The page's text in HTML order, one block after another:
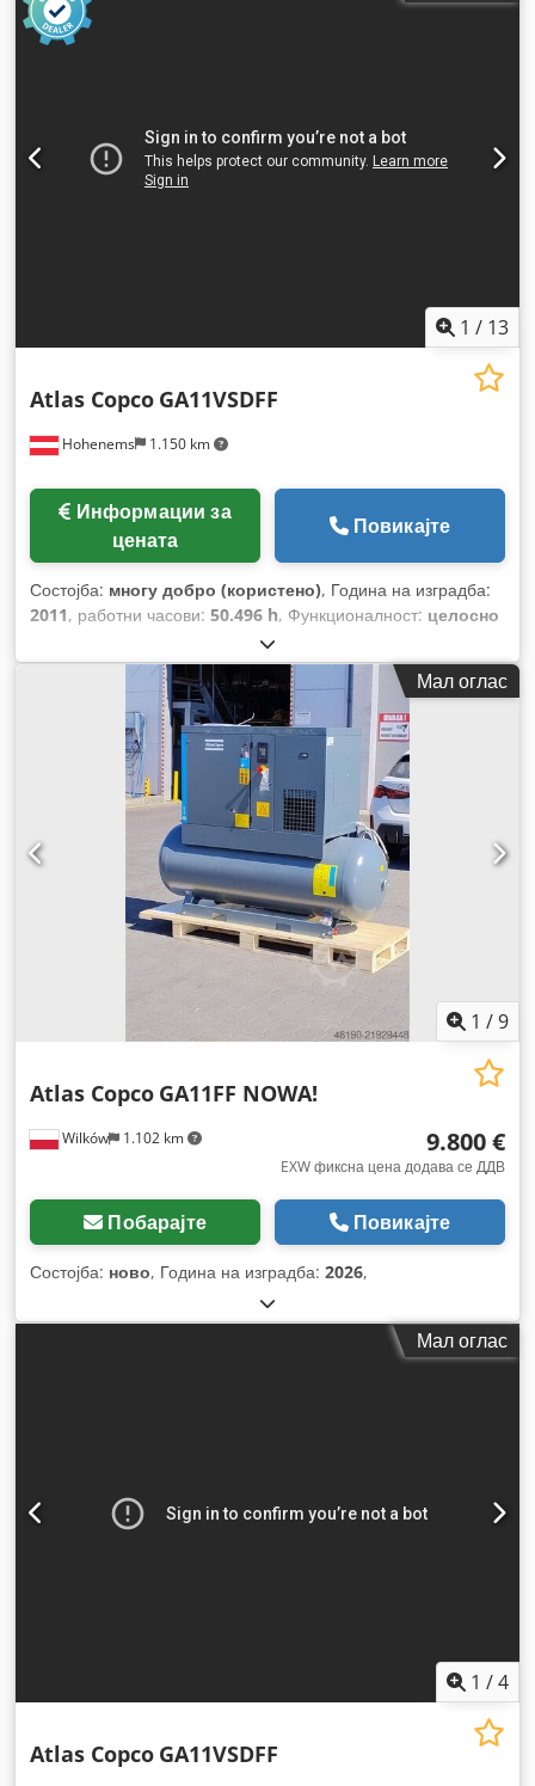
1 / 13
Hohenems 1.150 km
Atlas Copco GA11VSDFF
цената
Повикајте
Состојба: многу добро (користено), Година на изградба:
2011, работни часови: 50.496 h, Функционалност: целосно
Мал оглас
1 /9
Wilków 1.102 km
Atlas Copco GA11FF NOWA!
9.800 €
EXW фиксна цена додава се ДДВ
Побарајте Повикајте
Состојба: ново, Година на изградба: 2026,
Мал оглас
1 /4
Atlas Copco GA11VSDFF